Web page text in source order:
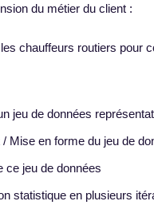
du métier du client :
chauffeurs routiers pour
jeu de données
Mise en forme du jeu de
ce jeu de données
statistique en plusieurs